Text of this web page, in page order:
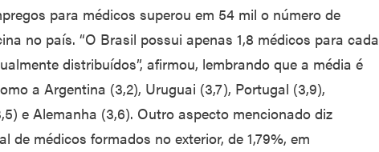
para médicos superou em 54 mil o número de
no país. “O Brasil possui apenas 1,8 médicos para cada
distribuídos”, afirmou, lembrando que a média é
a Argentina (3,2), Uruguai (3,7), Portugal (3,9),
e Alemanha (3,6). Outro aspecto mencionado diz
de médicos formados no exterior, de 1,79%, em